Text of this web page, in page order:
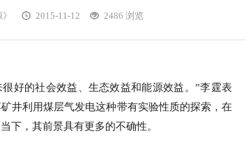
2015-11-12 2486 浏览
好的社会效益、生态效益和能源效益。”李霆表
井利用煤层气发电这种带有实验性质的探索，在
下，其前景具有更多的不确性。